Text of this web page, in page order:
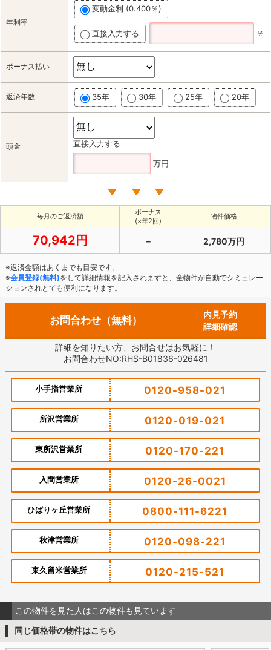
年利率
変動金利 (0.400％)
直接入力する ％
ボーナス払い
返済年数 35年 30年 25年 20年
頭金 直接入力する
万円
毎月のご返済額
ボーナス
(×年2回)
物件価格
70,942円 － 2,780万円
※返済金額はあくまでも目安です。
※会員登録(無料)をして詳細情報を記入されますと、全物件が自動でシミュレー
ションされとても便利になります。
お問合わせ（無料）
内見予約
詳細確認
詳細を知りたい方、お問合せはお気軽に！
お問合わせNO:RHS-B01836-026481
小手指営業所 0120-958-021
所沢営業所 0120-019-021
東所沢営業所 0120-170-221
入間営業所 0120-26-0021
ひばりヶ丘営業所 0800-111-6221
秋津営業所 0120-098-221
東久留米営業所 0120-215-521
この物件を見た人はこの物件も見ています
同じ価格帯の物件はこちら